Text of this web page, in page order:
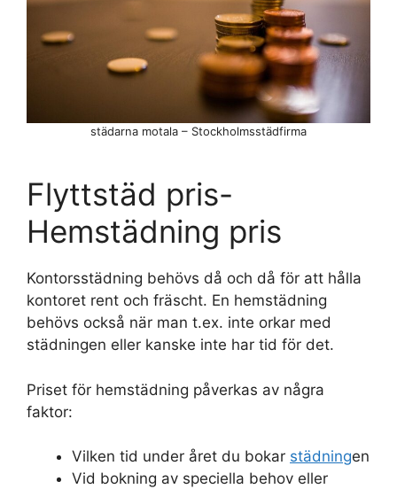
städarna motala – Stockholmsstädfirma
Flyttstäd pris-
Hemstädning pris
Kontorsstädning behövs då och då för att hålla
kontoret rent och fräscht. En hemstädning
behövs också när man t.ex. inte orkar med
städningen eller kanske inte har tid för det.
Priset för hemstädning påverkas av några
faktor:
Vilken tid under året du bokar städningen
Vid bokning av speciella behov eller